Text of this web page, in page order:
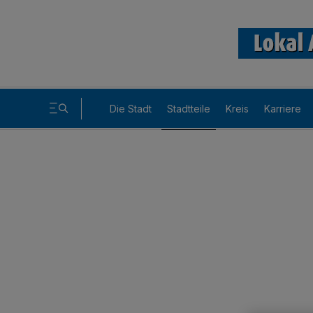
Die Stadt Stadtteile Kreis Karriere